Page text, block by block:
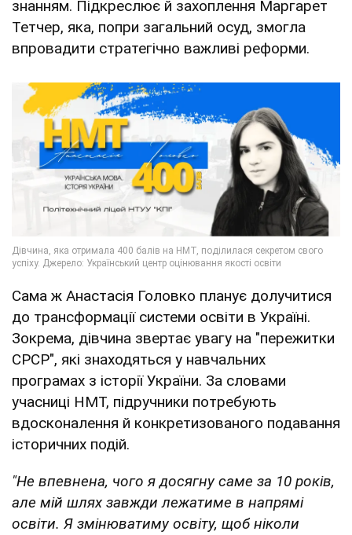
знанням. Підкреслює й захоплення Маргарет
Тетчер, яка, попри загальний осуд, змогла
впровадити стратегічно важливі реформи.
Сама ж Анастасія Головко планує долучитися
до трансформації системи освіти в Україні.
Зокрема, дівчина звертає увагу на "пережитки
СРСР", які знаходяться у навчальних
програмах з історії України. За словами
учасниці НМТ, підручники потребують
вдосконалення й конкретизованого подавання
історичних подій.
"Не впевнена, чого я досягну саме за 10 років,
але мій шлях завжди лежатиме в напрямі
освіти. Я змінюватиму освіту, щоб ніколи